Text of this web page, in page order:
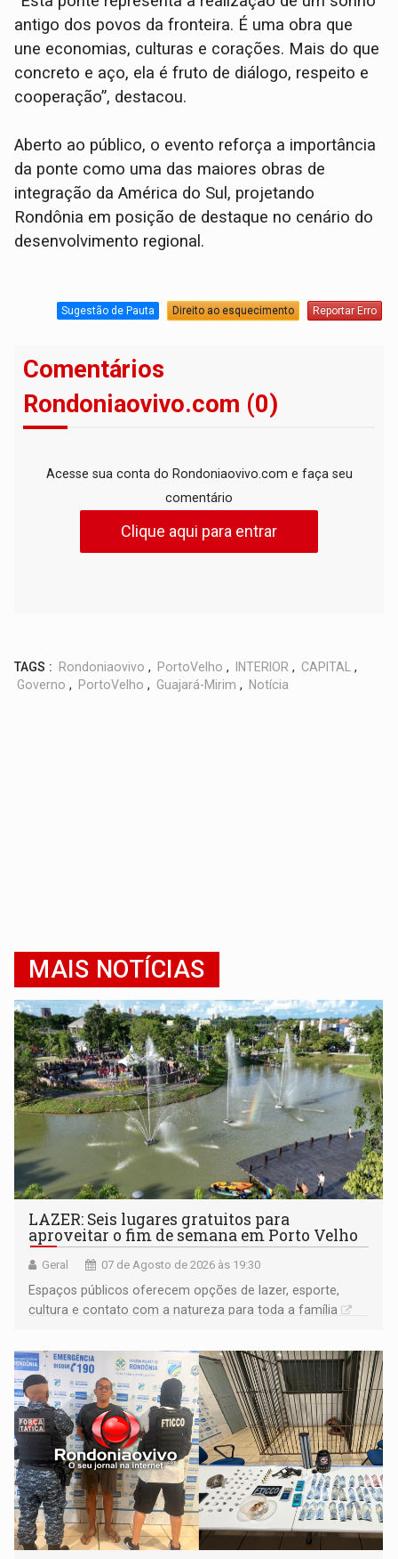
antigo dos povos da fronteira. É uma obra que
une economias, culturas e corações. Mais do que
concreto e aço, ela é fruto de diálogo, respeito e
cooperação”, destacou.
Aberto ao público, o evento reforça a importância
da ponte como uma das maiores obras de
integração da América do Sul, projetando
Rondônia em posição de destaque no cenário do
desenvolvimento regional.
Sugestão de Pauta Direito ao esquecimento Reportar Erro
Comentários
Rondoniaovivo.com (0)
Acesse sua conta do Rondoniaovivo.com e faça seu
comentário
Clique aqui para entrar
TAGS : Rondoniaovivo , PortoVelho , INTERIOR , CAPITAL ,
Governo , PortoVelho , Guajará-Mirim , Notícia
MAIS NOTÍCIAS
LAZER: Seis lugares gratuitos para
aproveitar o fim de semana em Porto Velho
Geral 07 de Agosto de 2026 às 19:30
Espaços públicos oferecem opções de lazer, esporte,
cultura e contato com a natureza para toda a família